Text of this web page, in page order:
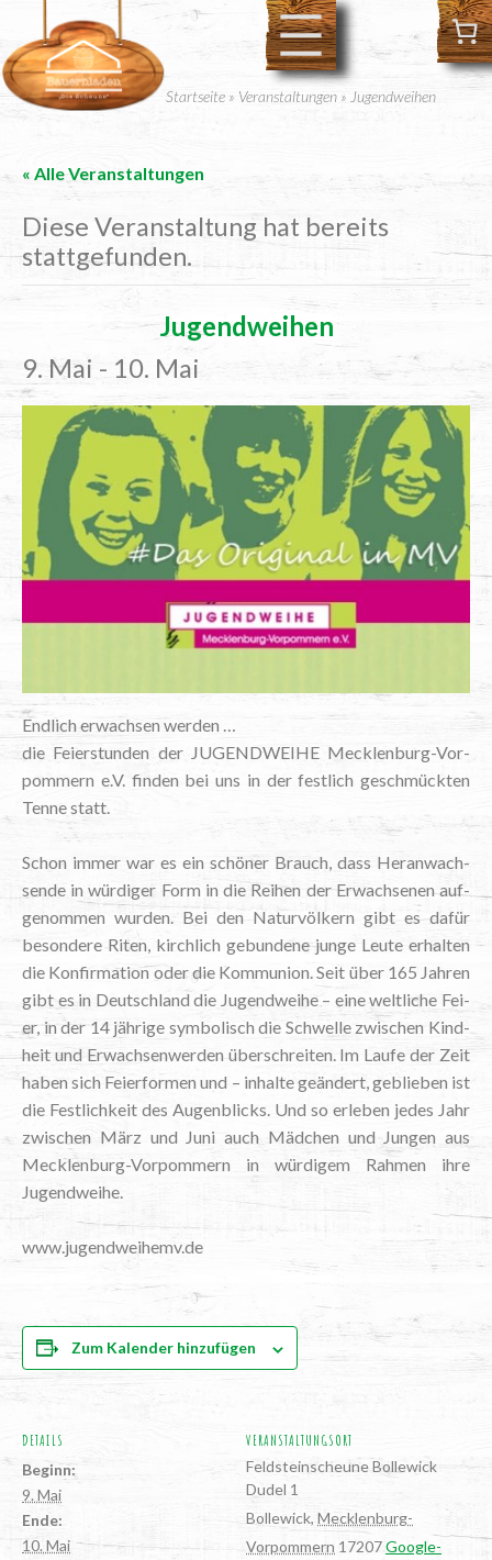
Startseite » Veranstaltungen » Jugendweihen
« Alle Veranstaltungen
Diese Veranstaltung hat bereits
stattgefunden.
Jugend­wei­hen
9. Mai - 10. Mai
End­lich erwach­sen werden …
die Fei­er­stun­den der JUGEND­WEI­HE Meck­len­burg-Vor­
pom­mern e.V. fin­den bei uns in der fest­lich geschmück­ten
Ten­ne statt.
Schon immer war es ein schö­ner Brauch, dass Her­an­wach­
sen­de in wür­di­ger Form in die Rei­hen der Erwach­se­nen auf­
ge­nom­men wur­den. Bei den Natur­völ­kern gibt es dafür
beson­de­re Riten, kirch­lich gebun­de­ne jun­ge Leu­te erhal­ten
die Kon­fir­ma­ti­on oder die Kom­mu­ni­on. Seit über 165 Jah­ren
gibt es in Deutsch­land die Jugend­wei­he – eine welt­li­che Fei­
er, in der 14 jäh­ri­ge sym­bo­lisch die Schwel­le zwi­schen Kind­
heit und Erwach­sen­wer­den über­schrei­ten. Im Lau­fe der Zeit
haben sich Fei­er­for­men und – inhal­te geän­dert, geblie­ben ist
die Fest­lich­keit des Augen­blicks. Und so erle­ben jedes Jahr
zwi­schen März und Juni auch Mäd­chen und Jun­gen aus
Meck­len­burg-Vor­pom­mern in wür­di­gem Rah­men ihre
Jugendweihe.
www.jugendweihemv.de
Zum Kalender hinzufügen
DETAILS
Beginn:
9. Mai
Ende:
10. Mai
VERANSTALTUNGSORT
Feld­stein­scheu­ne Bollewick
Dudel 1
Bollewick, Mecklenburg-
Vorpommern 17207Google-